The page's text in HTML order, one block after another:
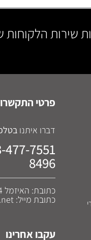
שירות הלקוחות
פרטי
דברו איתנו
8496
כתובת: האיזמל 4 נס ציונה
כתובת מייל: redpoint@bezeqint.net
עקבו אחרינו